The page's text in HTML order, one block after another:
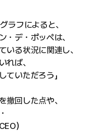
ラフによると、
・デ・ポッペは、
いる状況に関連し、
れば、
ていただろう」
撤回した点や、
）